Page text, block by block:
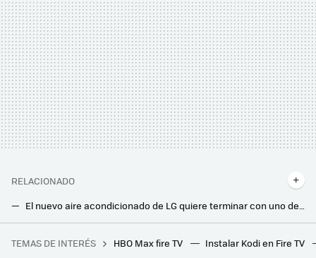
RELACIONADO
El nuevo aire acondicionado de LG quiere terminar con uno de los problemas más habituales en climatización, y además ahorrar luz
LG trae a España sus frigoríficos más futuristas y vistosos: sus luces LED cambian de color al ritmo de la música
Tres plantas que darán vida a tu jardín aunque caiga un sol de justicia
TEMAS DE INTERÉS HBO Max fire TV Instalar Kodi en Fire TV